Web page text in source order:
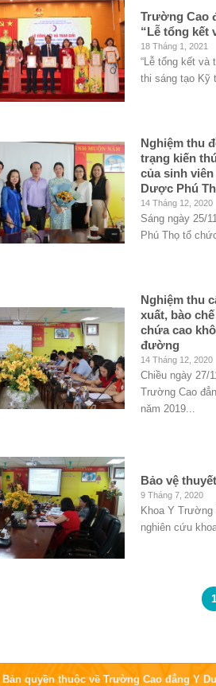
Trường Cao
“Lễ tổng kết
18 Tháng 1, 2021
“Lễ tổng kết và
thi sáng tạo Kỹ
Nghiệm thu
trạng kiến
của sinh
Dược Phú
14 Tháng 12, 2020
Sáng ngày 25/
Phú Thọ tổ
Nghiệm thu
xuất, bào
chứa cao
đường
14 Tháng 12, 2020
Chiều ngày 27/
Trường Cao
năm 2019...
Bảo vệ
9 Tháng 7, 2020
Khoa Y
nghiên cứu
Bản quyền thuộc về Trường Cao đẳng Y